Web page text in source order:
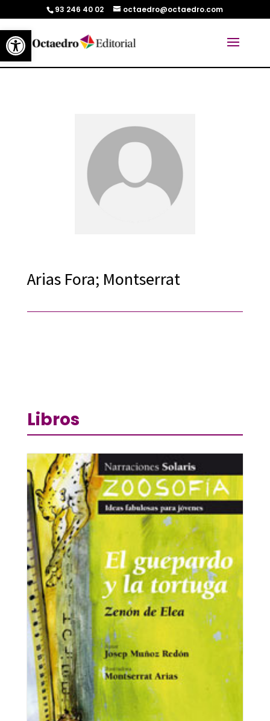
Abrir barra de herramientas
93 246 40 02 octaedro@octaedro.com
Arias Fora; Montserrat
Libros